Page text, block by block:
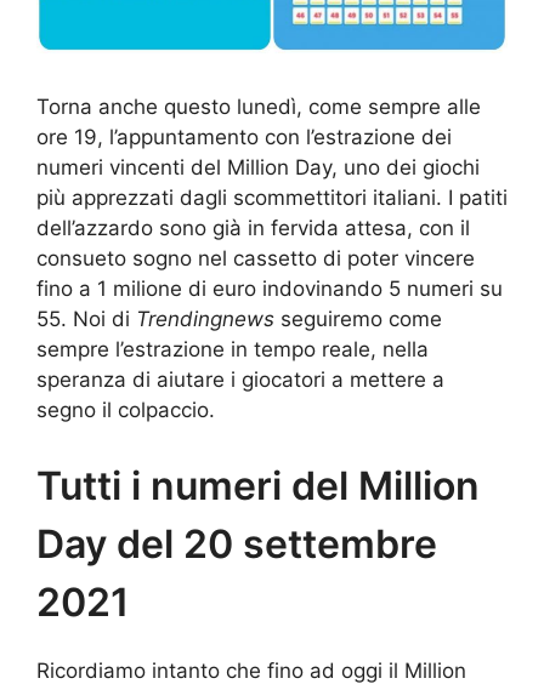
Torna anche questo lunedì, come sempre alle
ore 19, l’appuntamento con l’estrazione dei
numeri vincenti del Million Day, uno dei giochi
più apprezzati dagli scommettitori italiani. I patiti
dell’azzardo sono già in fervida attesa, con il
consueto sogno nel cassetto di poter vincere
fino a 1 milione di euro indovinando 5 numeri su
55. Noi di Trendingnews seguiremo come
sempre l’estrazione in tempo reale, nella
speranza di aiutare i giocatori a mettere a
segno il colpaccio.
Tutti i numeri del Million
Day del 20 settembre
2021
Ricordiamo intanto che fino ad oggi il Million